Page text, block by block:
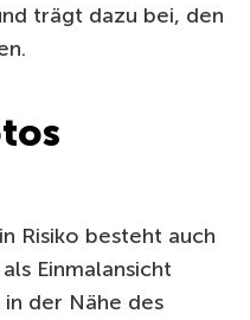
trägt dazu bei, den
Risiko besteht auch
Einmalansicht
der Nähe des